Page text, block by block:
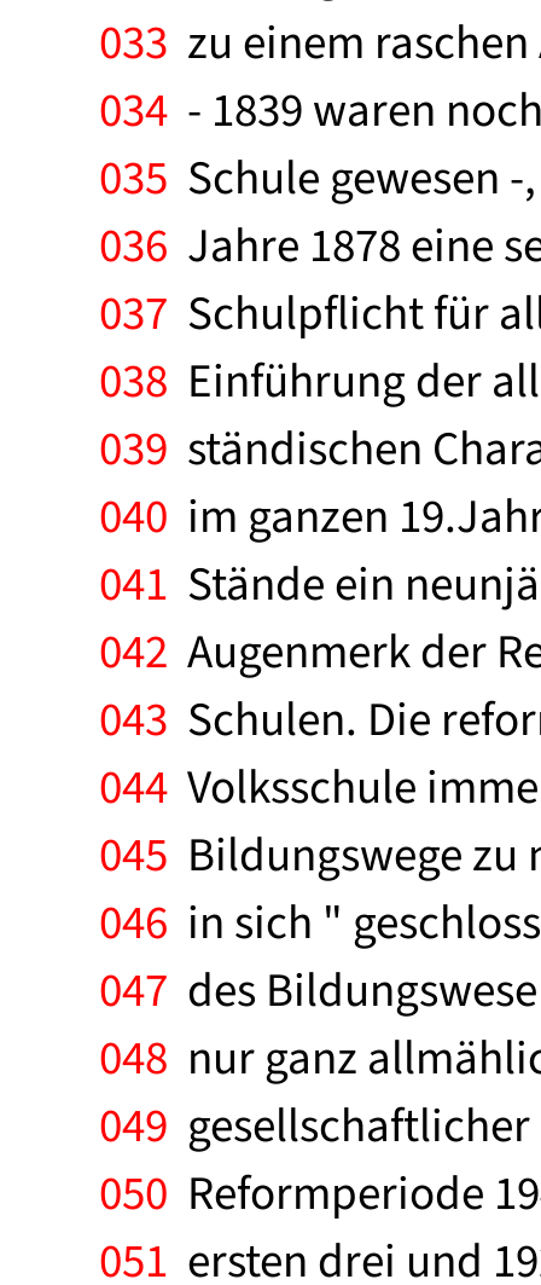
033 zu einem
034 - 1839 waren
035 Schule gewesen
036 Jahre 1878 eine
037 Schulpflicht für
038 Einführung der
039 ständischen
040 im ganzen
041 Stände ein
042 Augenmerk der
043 Schulen. Die
044 Volksschule
045 Bildungswege
046 in sich "
047 des
048 nur ganz
049
050 Reformperiode
051 ersten drei und